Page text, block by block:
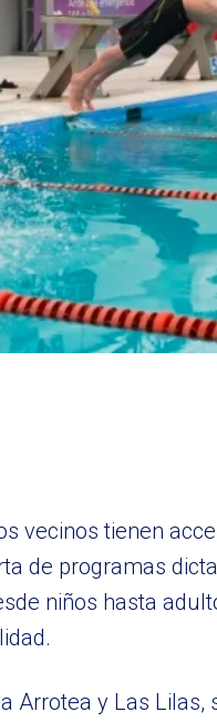
vecinos tienen
de programas
niños hasta
Arrotea y Las